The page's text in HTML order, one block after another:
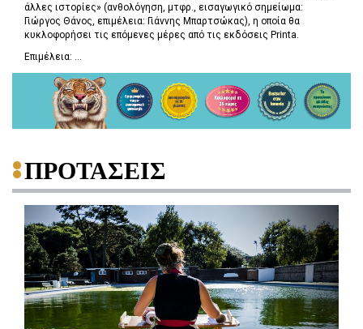
άλλες ιστορίες» (ανθολόγηση, μτφρ., εισαγωγικό σημείωμα:
Γιώργος Θάνος, επιμέλεια: Γιάννης Μπαρτσώκας), η οποία θα
κυκλοφορήσει τις επόμενες μέρες από τις εκδόσεις Printa.
Επιμέλεια: ...
ΠΡΟΤΑΣΕΙΣ